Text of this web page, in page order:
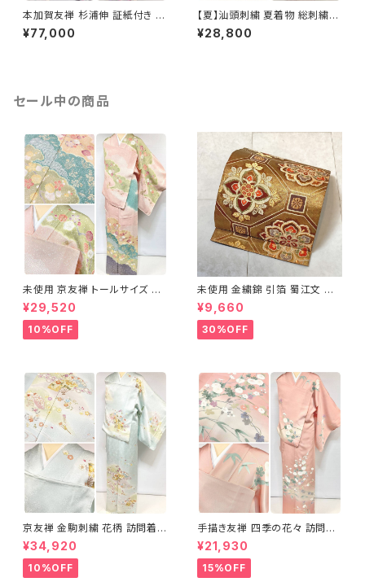
本加賀友禅 杉浦伸 証紙付き 訪
問着 花柄 正絹 紫 白 パステル
白菫色 1080
¥77,000
【夏】汕頭刺繍 夏着物 総刺繍
絽 訪問着 正絹 オレンジ サーモ
ンピンク 水色 1243
¥28,800
セール中の商品
未使用 京友禅 トールサイズ 染
め分け 金彩 訪問着 袷 正絹 ピ
ンク 黄緑 紫 黄色 1438
¥29,520
10%OFF
未使用 金繍錦 引箔 蜀江文 唐
織 華紋 袋帯 正絹 金糸 ゴール
ド 赤 紫 710
¥9,660
30%OFF
京友禅 金駒刺繍 花柄 訪問着
正絹 水色 黄緑 パステルカラー
アイスグリーン 1433
¥34,920
10%OFF
手描き友禅 四季の花々 訪問着
袷 正絹 サーモンピンク クリー
ム 白 桃花色 1434
¥21,930
15%OFF